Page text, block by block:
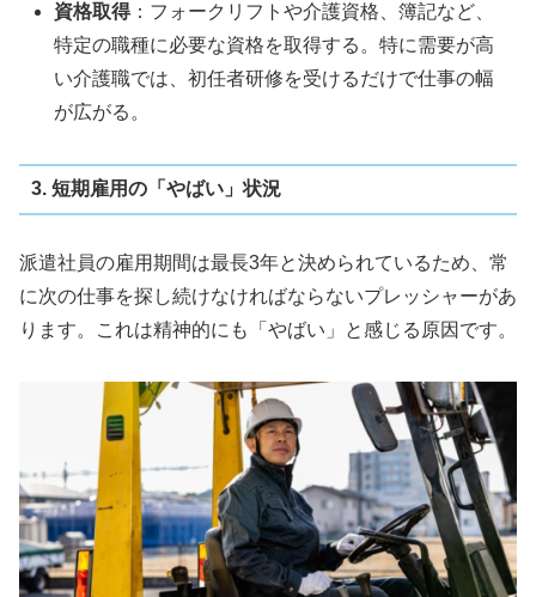
資格取得：フォークリフトや介護資格、簿記など、
特定の職種に必要な資格を取得する。特に需要が高
い介護職では、初任者研修を受けるだけで仕事の幅
が広がる。
3. 短期雇用の「やばい」状況
派遣社員の雇用期間は最長3年と決められているため、常
に次の仕事を探し続けなければならないプレッシャーがあ
ります。これは精神的にも「やばい」と感じる原因です。